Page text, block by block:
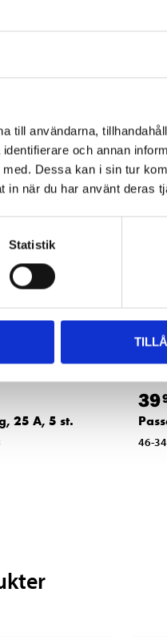
till användarna,
och annan
Dessa kan i sin tur
in när du har använt deras
Statistik
också
25 A, 5 st.
39
46-